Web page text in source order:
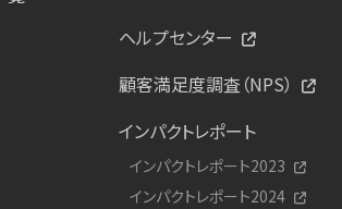
ヘルプセンター
顧客満足度調査（NPS）
インパクトレポート
インパクトレポート2023
インパクトレポート2024